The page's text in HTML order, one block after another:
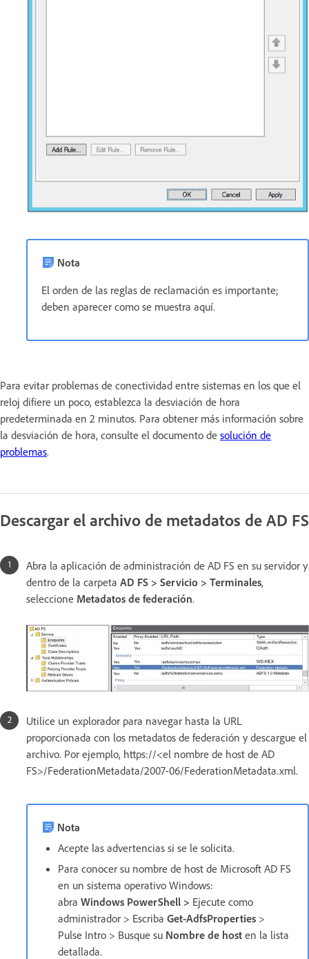
Nota
El orden de las reglas de reclamación es importante;
deben aparecer como se muestra aquí.
Para evitar problemas de conectividad entre sistemas en los que el
reloj difiere un poco, establezca la desviación de hora
predeterminada en 2 minutos. Para obtener más información sobre
la desviación de hora, consulte el documento de solución de
problemas.
Descargar el archivo de metadatos de AD FS
Abra la aplicación de administración de AD FS en su servidor y
dentro de la carpeta AD FS > Servicio > Terminales,
seleccione Metadatos de federación.
Utilice un explorador para navegar hasta la URL
proporcionada con los metadatos de federación y descargue el
archivo. Por ejemplo, https://<el nombre de host de AD
FS>/FederationMetadata/2007-06/FederationMetadata.xml.
Nota
Acepte las advertencias si se le solicita.
Para conocer su nombre de host de Microsoft AD FS
en un sistema operativo Windows:
abra Windows PowerShell > Ejecute como
administrador > Escriba Get-AdfsProperties >
Pulse Intro > Busque su Nombre de host en la lista
detallada.